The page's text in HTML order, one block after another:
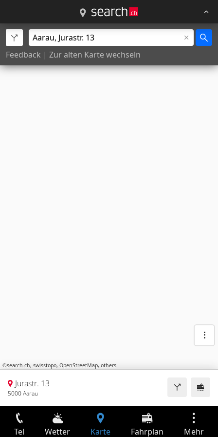
Feedback | Zur alten Karte wechseln
©search.ch, swisstopo, OpenStreetMap, others
Jurastr. 13
5000 Aarau
Tel Wetter Karte Fahrplan Mehr